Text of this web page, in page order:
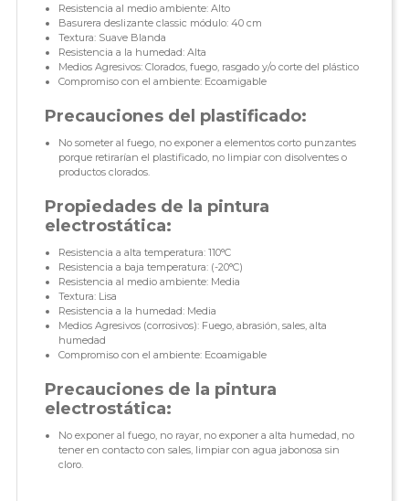
Resistencia al medio ambiente: Alto
Basurera deslizante classic módulo: 40 cm
Textura: Suave Blanda
Resistencia a la humedad: Alta
Medios Agresivos: Clorados, fuego, rasgado y/o corte del plástico
Compromiso con el ambiente: Ecoamigable
Precauciones del plastificado:
No someter al fuego, no exponer a elementos corto punzantes
porque retirarían el plastificado, no limpiar con disolventes o
productos clorados.
Propiedades de la pintura
electrostática:
Resistencia a alta temperatura: 110°C
Resistencia a baja temperatura: (-20°C)
Resistencia al medio ambiente: Media
Textura: Lisa
Resistencia a la humedad: Media
Medios Agresivos (corrosivos): Fuego, abrasión, sales, alta
humedad
Compromiso con el ambiente: Ecoamigable
Precauciones de la pintura
electrostática:
No exponer al fuego, no rayar, no exponer a alta humedad, no
tener en contacto con sales, limpiar con agua jabonosa sin
cloro.